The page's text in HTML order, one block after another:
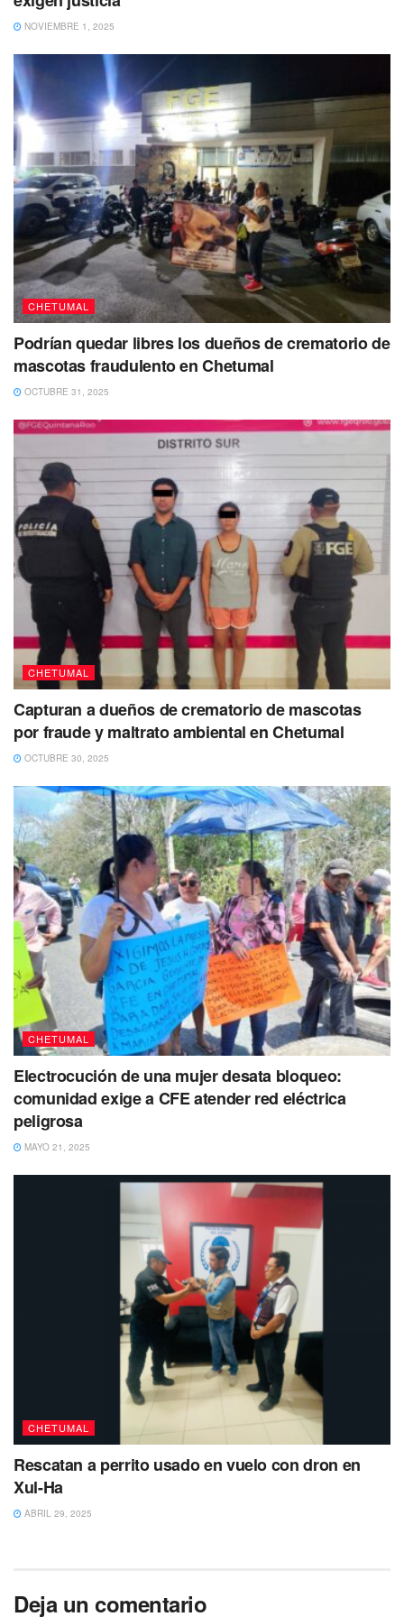
Tras este brutal accidente,se presentaron en el lugar
agentes de la Guardia Nacional
yperitos de la Fiscalía
General del Estado (FGE)para recabar la evidencia
necesaria para llevar a cabo las diligencias
correspondientes.
Posteriormenteel área fue acordonada por la Policía
Municipalpara podercoordinar el trafico de la zonaya
que se presumía se vería afectado durante varias horas.
Hasta el momentoaun se desconoce la identidad de las
víctimas,así como cualquier información adicional sobre
el accidente, la cual se espera sea proporcionada por
las autoridades competentes a medida que avance la
investigación.
Con información deDe Peso
Puedes volver a Leer
NOVIEMBRE 1, 2025
CHETUMAL
Podrían quedar libres los dueños de crematorio de
mascotas fraudulento en Chetumal
OCTUBRE 31, 2025
CHETUMAL
Capturan a dueños de crematorio de mascotas
por fraude y maltrato ambiental en Chetumal
OCTUBRE 30, 2025
CHETUMAL
Electrocución de una mujer desata bloqueo:
comunidad exige a CFE atender red eléctrica
peligrosa
MAYO 21, 2025
CHETUMAL
Rescatan a perrito usado en vuelo con dron en
Xul-Ha
ABRIL 29, 2025
Deja un comentario